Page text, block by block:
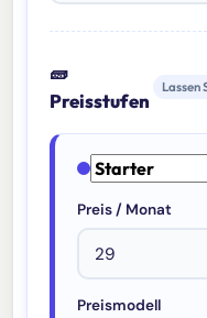
🧱
Preisstufen
Lassen
Preis / Monat
Preismodell